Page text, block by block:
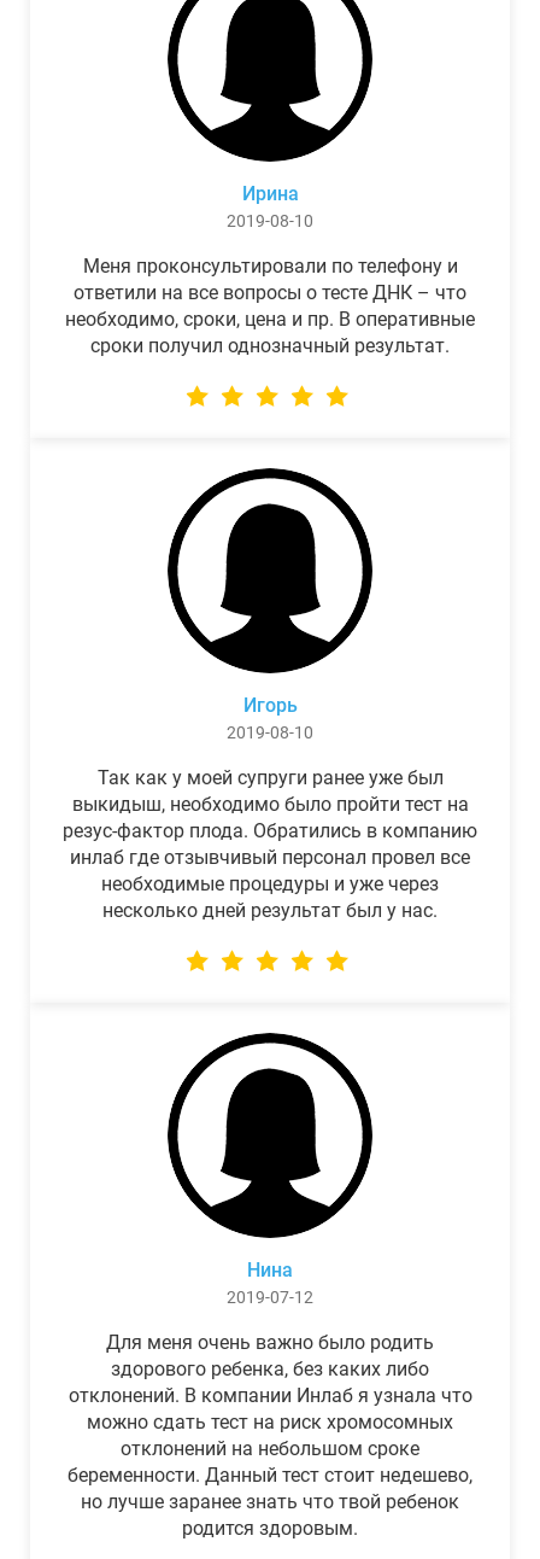
Ирина
2019-08-10
Меня проконсультировали по телефону и
ответили на все вопросы о тесте ДНК – что
необходимо, сроки, цена и пр. В оперативные
сроки получил однозначный результат.
Игорь
2019-08-10
Так как у моей супруги ранее уже был
выкидыш, необходимо было пройти тест на
резус-фактор плода. Обратились в компанию
инлаб где отзывчивый персонал провел все
необходимые процедуры и уже через
несколько дней результат был у нас.
Нина
2019-07-12
Для меня очень важно было родить
здорового ребенка, без каких либо
отклонений. В компании Инлаб я узнала что
можно сдать тест на риск хромосомных
отклонений на небольшом сроке
беременности. Данный тест стоит недешево,
но лучше заранее знать что твой ребенок
родится здоровым.